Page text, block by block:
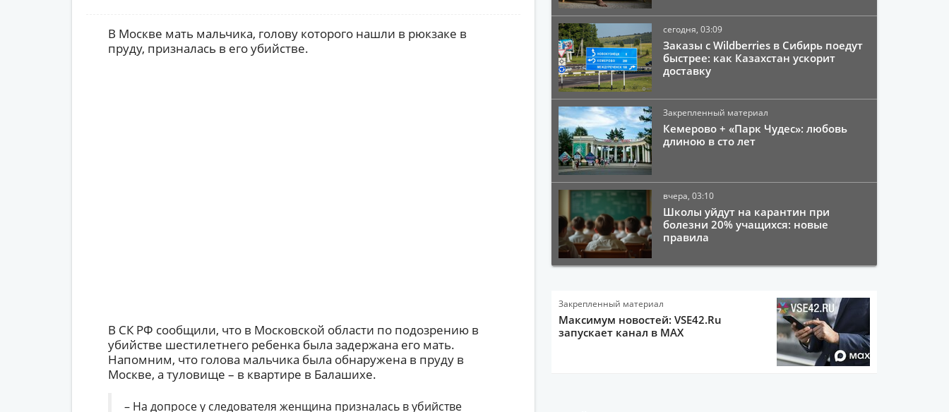
В Москве мать мальчика, голову которого нашли в рюкзаке в
пруду, призналась в его убийстве.
В СК РФ сообщили, что в Московской области по подозрению в
убийстве шестилетнего ребенка была задержана его мать.
Напомним, что голова мальчика была обнаружена в пруду в
Москве, а туловище – в квартире в Балашихе.
– На допросе у следователя женщина призналась в убийстве
сегодня, 03:09
Заказы с Wildberries в Сибирь поедут
быстрее: как Казахстан ускорит
доставку
Закрепленный материал
Кемерово + «Парк Чудес»: любовь
длиною в сто лет
вчера, 03:10
Школы уйдут на карантин при
болезни 20% учащихся: новые
правила
Закрепленный материал
Максимум новостей: VSE42.Ru
запускает канал в MAX